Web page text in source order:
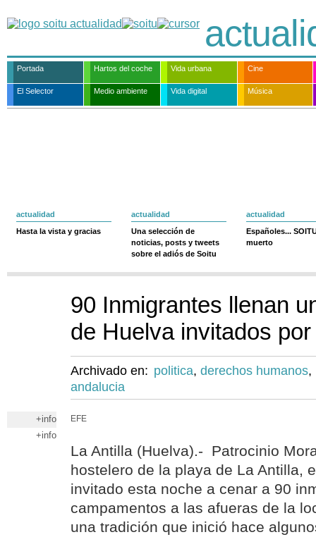
Portada Hartos del coche Vida urbana Cine
El Selector Medio ambiente Vida digital Música
actualidad
Hasta la vista y gracias
actualidad
Una selección de
noticias, posts y tweets
sobre el adiós de Soitu
actualidad
Españoles...
muerto
90 Inmigrantes llenan
de Huelva invitados
Archivado en: politica, derechos humanos,
andalucia
+info
+info
EFE
La Antilla (Huelva).- Patrocinio
hostelero de la playa de La Antilla,
invitado esta noche a cenar a 90
campamentos a las afueras de la
una tradición que inició hace